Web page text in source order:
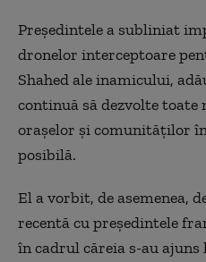
Preşedintele a subliniat
dronelor interceptoare
Shahed ale inamicului,
continuă să dezvolte toate
oraşelor şi comunităţilor
posibilă.
El a vorbit, de asemenea,
recentă cu preşedintele
în cadrul căreia s-au